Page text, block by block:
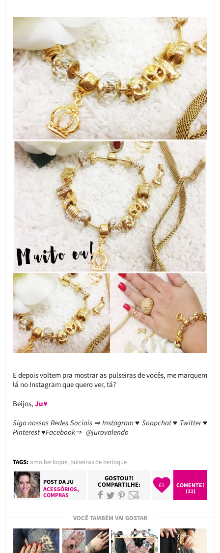
E depois voltem pra mostrar as pulseiras de vocês, me marquem
lá no Instagram que quero ver, tá?
Beijos, Ju♥
Siga nossas Redes Sociais ⇒ Instagram ♥ Snapchat ♥ Twitter ♥
Pinterest ♥Facebook⇒ @jurovalendo
TAGS: amo berloque, pulseiras de berloque
POST DAJU
ACESSÓRIOS,
COMPRAS
GOSTOU?!
COMPARTILHE: 61
COMENTE!
(11)
VOCÊ TAMBÉM VAI GOSTAR